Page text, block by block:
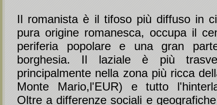
Il romanista è il tifoso più diffuso in
pura origine romanesca, occupa il
periferia popolare e una gran
borghesia. Il laziale è più
principalmente nella zona più ricca
Monte Mario,l'EUR) e tutto
Oltre a differenze sociali e